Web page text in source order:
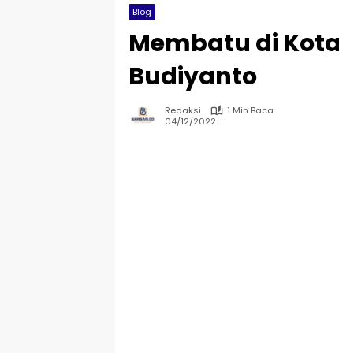
Blog
Membatu di
Budiyanto
Redaksi
1 Min Baca
04/12/2022